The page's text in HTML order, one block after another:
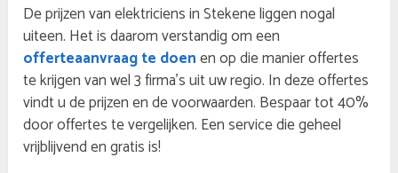
De prijzen van elektriciens in Stekene liggen nogal
uiteen. Het is daarom verstandig om een
offerteaanvraag te doenen op die manier offertes
te krijgen van wel 3 firma’s uit uw regio. In deze offertes
vindt u de prijzen en de voorwaarden. Bespaar tot 40%
door offertes te vergelijken. Een service die geheel
vrijblijvend en gratis is!